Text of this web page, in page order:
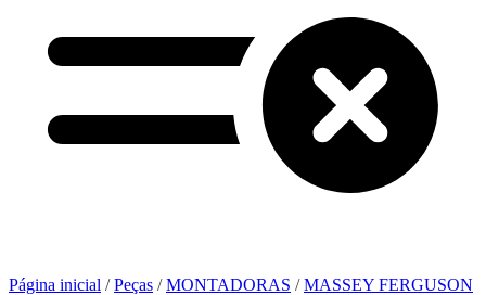
Página inicial /Peças /MONTADORAS /MASSEY FERGUSON